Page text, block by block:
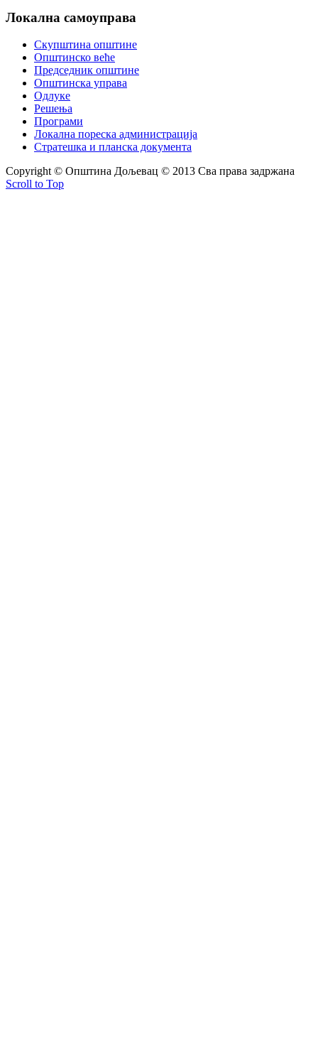
Локална самоуправа
Скупштина општине
Општинско веће
Председник општине
Општинска управа
Одлуке
Решења
Програми
Локална пореска администрација
Стратешка и планска документа
Copyright © Oпштина Дољевац © 2013 Сва права задржана
Scroll to Top